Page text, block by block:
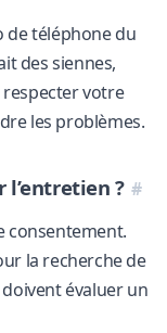
de téléphone du
des siennes,
votre
les problèmes.
l’entretien ?
consentement.
la recherche de
évaluer un